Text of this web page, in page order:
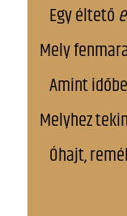
Egy éltető
Mely
Amint
Melyhez
Óhajt,